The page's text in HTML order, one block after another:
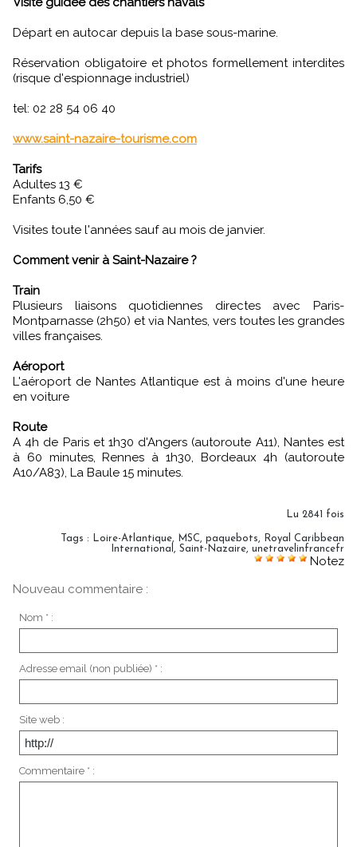
Départ en autocar depuis la base sous-marine.
Réservation obligatoire et photos formellement interdites
(risque d'espionnage industriel)
tel: 02 28 54 06 40
www.saint-nazaire-tourisme.com
Tarifs
Adultes 13 €
Enfants 6,50 €
Visites toute l'années sauf au mois de janvier.
Comment venir à Saint-Nazaire ?
Train
Plusieurs liaisons quotidiennes directes avec Paris-
Montparnasse (2h50) et via Nantes, vers toutes les grandes
villes françaises.
Aéroport
L'aéroport de Nantes Atlantique est à moins d'une heure
en voiture
Route
A 4h de Paris et 1h30 d'Angers (autoroute A11), Nantes est
à 60 minutes, Rennes à 1h30, Bordeaux 4h (autoroute
A10/A83), La Baule 15 minutes.
Lu 2841 fois
Tags : Loire-Atlantique, MSC, paquebots,
Royal Caribbean
International , Saint-Nazaire, unetravelinfrancefr
Notez
Nouveau commentaire :
Nom * :
Adresse email (non publiée) * :
Site web :
Commentaire * :